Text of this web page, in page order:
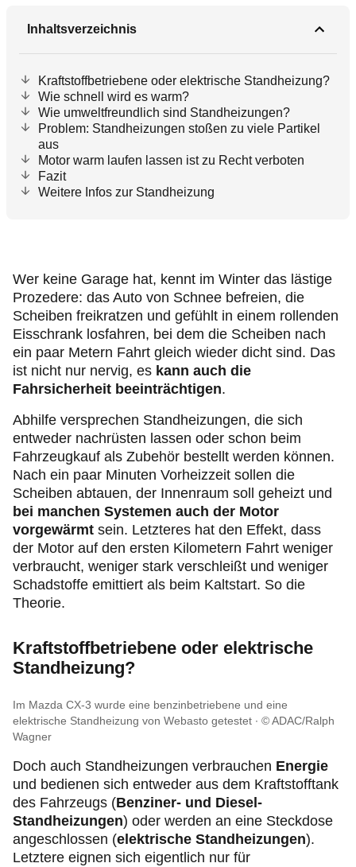
Inhaltsverzeichnis
Kraftstoffbetriebene oder elektrische Standheizung?
Wie schnell wird es warm?
Wie umweltfreundlich sind Standheizungen?
Problem: Standheizungen stoßen zu viele Partikel
aus
Motor warm laufen lassen ist zu Recht verboten
Fazit
Weitere Infos zur Standheizung
Wer keine Garage hat, kennt im Winter das lästige
Prozedere: das Auto von Schnee befreien, die
Scheiben freikratzen und gefühlt in einem rollenden
Eisschrank losfahren, bei dem die Scheiben nach
ein paar Metern Fahrt gleich wieder dicht sind. Das
ist nicht nur nervig, es kann auch die
Fahrsicherheit beeinträchtigen.
Abhilfe versprechen Standheizungen, die sich
entweder nachrüsten lassen oder schon beim
Fahrzeugkauf als Zubehör bestellt werden können.
Nach ein paar Minuten Vorheizzeit sollen die
Scheiben abtauen, der Innenraum soll geheizt und
bei manchen Systemen auch der Motor
vorgewärmt sein. Letzteres hat den Effekt, dass
der Motor auf den ersten Kilometern Fahrt weniger
verbraucht, weniger stark verschleißt und weniger
Schadstoffe emittiert als beim Kaltstart. So die
Theorie.
Kraftstoffbetriebene oder elektrische
Standheizung?
Im Mazda CX-3 wurde eine benzinbetriebene und eine
elektrische Standheizung von Webasto getestet
© ADAC/Ralph
Wagner
Doch auch Standheizungen verbrauchen Energie
und bedienen sich entweder aus dem Kraftstofftank
des Fahrzeugs (Benziner- und Diesel-
Standheizungen) oder werden an eine Steckdose
angeschlossen (elektrische Standheizungen).
Letztere eignen sich eigentlich nur für